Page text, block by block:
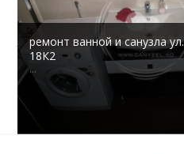
ремонт ванной и санузла
18К2
...